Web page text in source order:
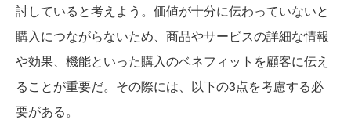
討していると考えよう。価値が十分に伝わっていないと
購入につながらないため、商品やサービスの詳細な情報
や効果、機能といった購入のベネフィットを顧客に伝え
ることが重要だ。その際には、以下の3点を考慮する必
要がある。